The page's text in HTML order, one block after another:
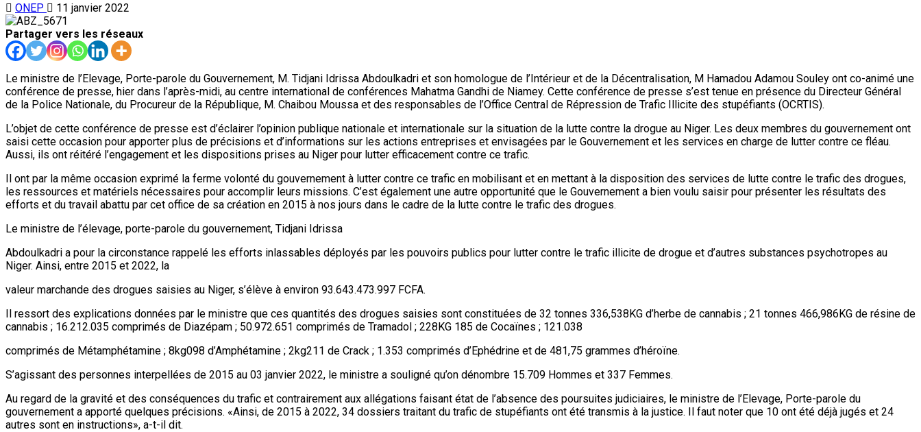
ONEP
11 janvier 2022
Partager vers les réseaux
Le ministre de l’Elevage, Porte-parole du Gouvernement, M. Tidjani Idrissa Abdoulkadri et son homologue de l’Intérieur et de la Décentralisation, M Hamadou Adamou Souley ont co-animé une
conférence de presse, hier dans l’après-midi, au centre international de conférences Mahatma Gandhi de Niamey. Cette conférence de presse s’est tenue en présence du Directeur Général
de la Police Nationale, du Procureur de la République, M. Chaibou Moussa et des responsables de l’Office Central de Répression de Trafic Illicite des stupéfiants (OCRTIS).
L’objet de cette conférence de presse est d’éclairer l’opinion publique nationale et internationale sur la situation de la lutte contre la drogue au Niger. Les deux membres du gouvernement ont
saisi cette occasion pour apporter plus de précisions et d’informations sur les actions entreprises et envisagées par le Gouvernement et les services en charge de lutter contre ce fléau.
Aussi, ils ont réitéré l’engagement et les dispositions prises au Niger pour lutter efficacement contre ce trafic.
Il ont par la même occasion exprimé la ferme volonté du gouvernement à lutter contre ce trafic en mobilisant et en mettant à la disposition des services de lutte contre le trafic des drogues,
les ressources et matériels nécessaires pour accomplir leurs missions. C’est également une autre opportunité que le Gouvernement a bien voulu saisir pour présenter les résultats des
efforts et du travail abattu par cet office de sa création en 2015 à nos jours dans le cadre de la lutte contre le trafic des drogues.
Le ministre de l’élevage, porte-parole du gouvernement, Tidjani Idrissa
Abdoulkadri a pour la circonstance rappelé les efforts inlassables déployés par les pouvoirs publics pour lutter contre le trafic illicite de drogue et d’autres substances psychotropes au
Niger. Ainsi, entre 2015 et 2022, la
valeur marchande des drogues saisies au Niger, s’élève à environ 93.643.473.997 FCFA.
Il ressort des explications données par le ministre que ces quantités des drogues saisies sont constituées de 32 tonnes 336,538KG d’herbe de cannabis ; 21 tonnes 466,986KG de résine de
cannabis ; 16.212.035 comprimés de Diazépam ; 50.972.651 comprimés de Tramadol ; 228KG 185 de Cocaïnes ; 121.038
comprimés de Métamphétamine ; 8kg098 d’Amphétamine ; 2kg211 de Crack ; 1.353 comprimés d’Ephédrine et de 481,75 grammes d’héroïne.
S’agissant des personnes interpellées de 2015 au 03 janvier 2022, le ministre a souligné qu’on dénombre 15.709 Hommes et 337 Femmes.
Au regard de la gravité et des conséquences du trafic et contrairement aux allégations faisant état de l’absence des poursuites judiciaires, le ministre de l’Elevage, Porte-parole du
gouvernement a apporté quelques précisions. «Ainsi, de 2015 à 2022, 34 dossiers traitant du trafic de stupéfiants ont été transmis à la justice. Il faut noter que 10 ont été déjà jugés et 24
autres sont en instructions», a-t-il dit.